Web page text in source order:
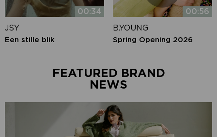
00:34
JSY
Een stille blik
00:56
B.YOUNG
Spring Opening 2026
FEATURED BRAND
NEWS